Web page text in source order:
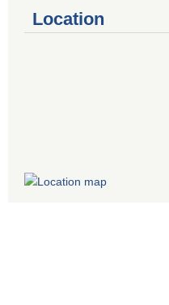
Location